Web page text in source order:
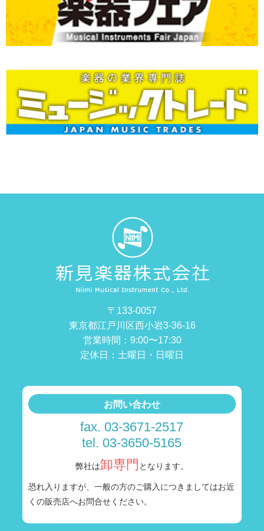
〒133-0057
東京都江戸川区西小岩3-36-16
営業時間：9:00〜17:30
定休日：土曜日・日曜日
お問い合わせ
fax. 03-3671-2517
tel. 03-3650-5165
弊社は卸専門 となります。
恐れ入りますが、一般の方のご購入につきましてはお近
くの販売店へお問合せください。